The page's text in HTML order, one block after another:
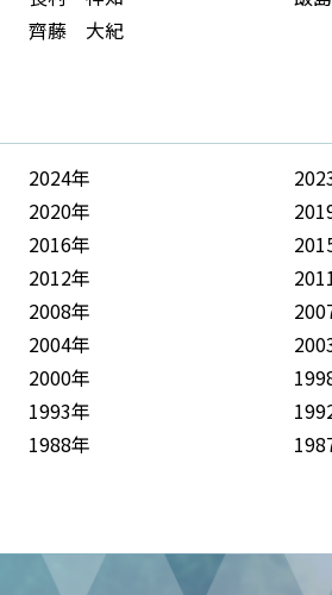
齊藤 大紀
2024年
2020年
2016年
2012年
2008年
2004年
2000年
1993年
1988年